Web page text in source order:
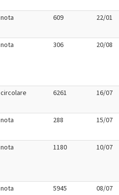
nota 609 22/01
nota 306 20/08
circolare 6261 16/07
nota 288 15/07
nota 1180 10/07
nota 5945 08/07